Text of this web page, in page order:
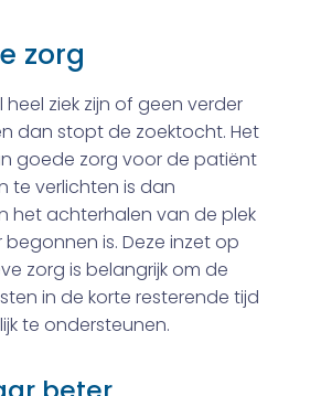
zorg
ziek zijn of geen verder
dan stopt de zoektocht. Het
goede zorg voor de patiënt
te verlichten is dan
het achterhalen van de plek
is. Deze inzet op
zorg is belangrijk om de
in de korte resterende tijd
te ondersteunen.